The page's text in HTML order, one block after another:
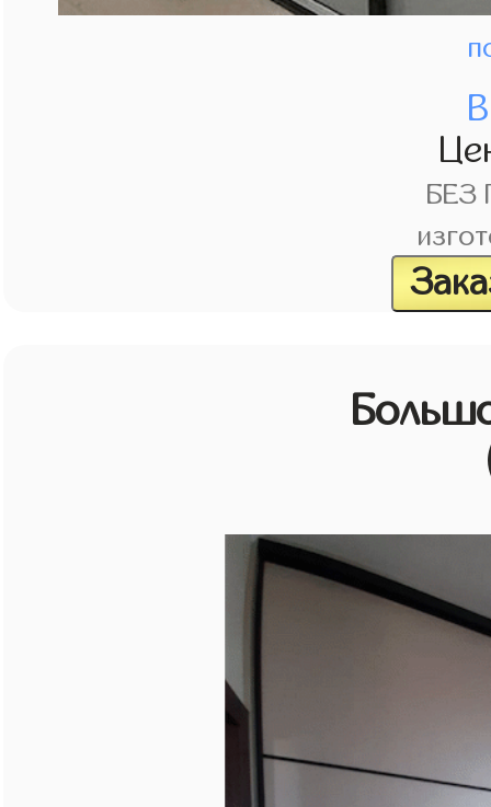
БЕЗ